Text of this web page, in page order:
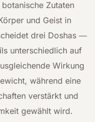
Zutaten
und Geist in
drei Doshas —
unterschiedlich auf
Wirkung
während eine
verstärkt und
gewählt wird.